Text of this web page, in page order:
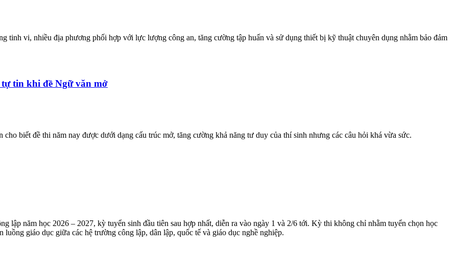
tinh vi, nhiều địa phương phối hợp với lực lượng công an, tăng cường tập huấn và sử dụng thiết bị kỹ thuật chuyên dụng nhằm bảo đảm
tin khi đề Ngữ văn mở
biết đề thi năm nay được dưới dạng cấu trúc mở, tăng cường khả năng tư duy của thí sinh nhưng các câu hỏi khá vừa sức.
lập năm học 2026 – 2027, kỳ tuyển sinh đầu tiên sau hợp nhất, diễn ra vào ngày 1 và 2/6 tới. Kỳ thi không chỉ nhằm tuyển chọn học
giáo dục giữa các hệ trường công lập, dân lập, quốc tế và giáo dục nghề nghiệp.